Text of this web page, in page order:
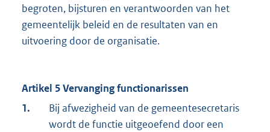
begroten, bijsturen en verantwoorden van het
gemeentelijk beleid en de resultaten van en
uitvoering door de organisatie.
Artikel 5 Vervanging functionarissen
1.
Bij afwezigheid van de gemeentesecretaris
wordt de functie uitgeoefend door een